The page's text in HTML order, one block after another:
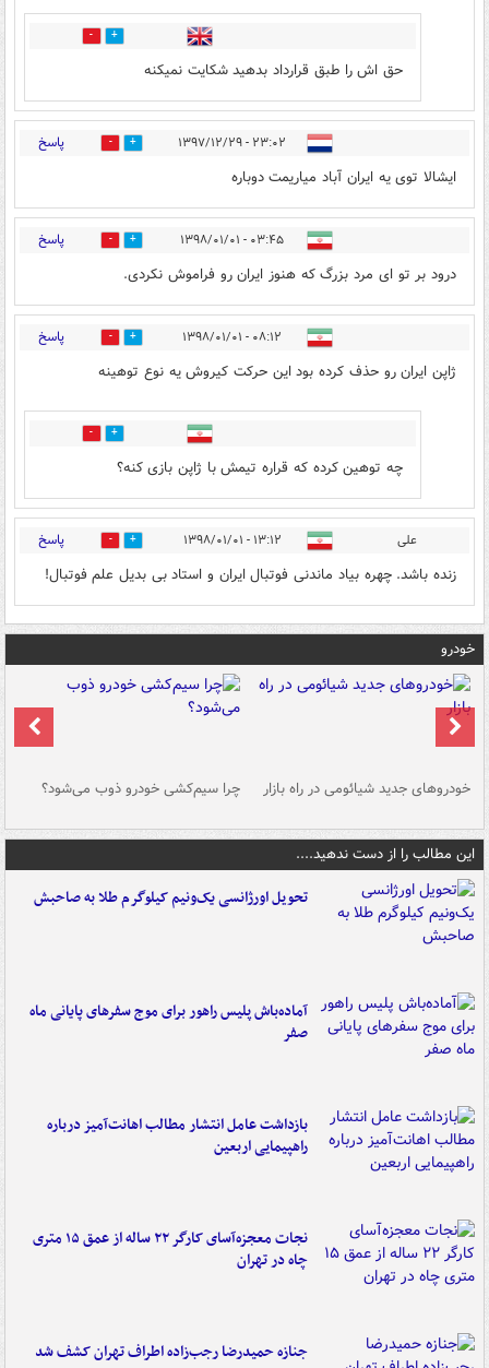
10
حق اش را طبق قرارداد بدهید شکایت نمیکنه
۲۳:۰۲ - ۱۳۹۷/۱۲/۲۹ 11 پاسخ
ایشالا توی یه ایران آباد میاریمت دوباره
۰۳:۴۵ - ۱۳۹۸/۰۱/۰۱ 11 پاسخ
درود بر تو ای مرد بزرگ که هنوز ایران رو فراموش نکردی.
۰۸:۱۲ - ۱۳۹۸/۰۱/۰۱ 0 پاسخ
ژاپن ایران رو حذف کرده بود این حرکت کیروش یه نوع توهینه
7
چه توهین کرده که قراره تیمش با ژاپن بازی کنه؟
علی ۱۳:۱۲ - ۱۳۹۸/۰۱/۰۱ 3 پاسخ
زنده باشد. چهره بیاد ماندنی فوتبال ایران و استاد بی بدیل علم فوتبال!
خودرو
خودروهای جدید شیائومی در راه بازار چرا سیم‌کشی خودرو ذوب می‌شود؟
این مطالب را از دست ندهید....
تحویل اورژانسی یک‌ونیم کیلوگرم طلا به صاحبش
آماده‌باش پلیس راهور برای موج سفرهای پایانی ماه
صفر
بازداشت عامل انتشار مطالب اهانت‌آمیز درباره
راهپیمایی اربعین
نجات معجزه‌آسای کارگر ۲۲ ساله از عمق ۱۵ متری
چاه در تهران
جنازه حمیدرضا رجب‌زاده اطراف تهران کشف شد